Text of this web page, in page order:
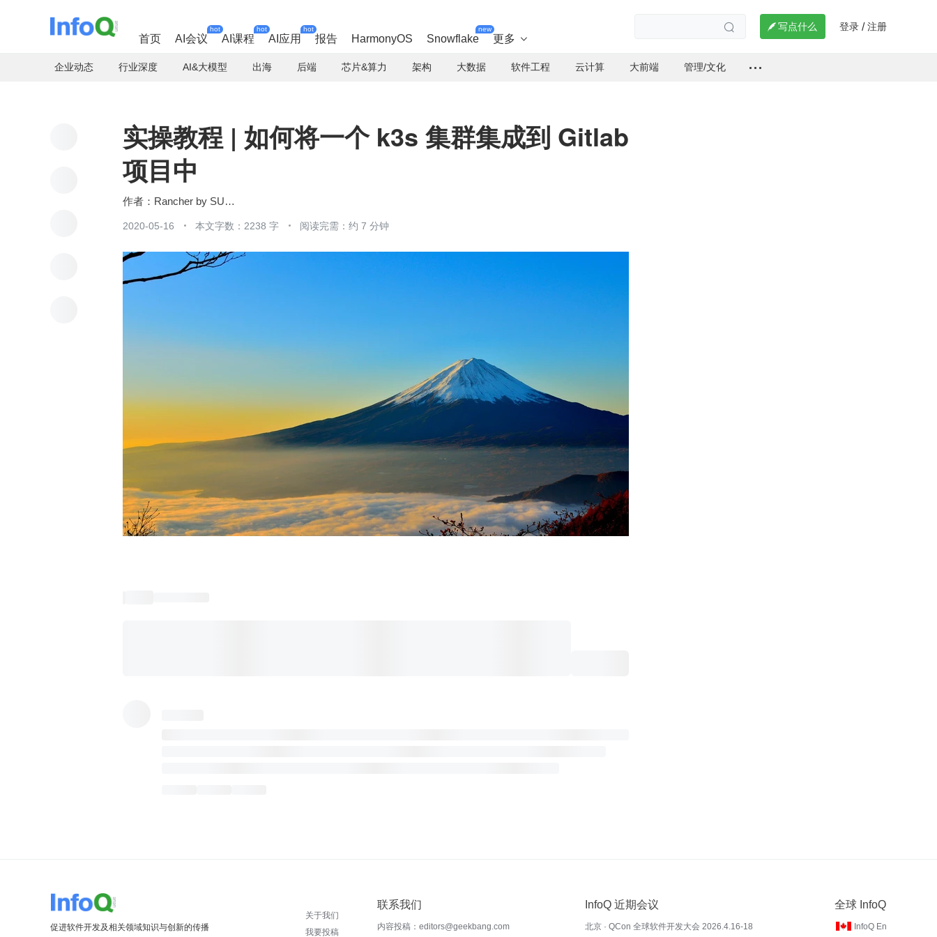
首页 AI会议
hot
AI课程
hot
AI应用
hot
报告 HarmonyOS Snowflake
new
更多 
  写点什么 登录 / 注册
企业动态 行业深度 AI&大模型 出海 后端 芯片&算力 架构 大数据 软件工程 云计算 大前端 管理/文化
实操教程 | 如何将一个 k3s 集群集成到 Gitlab
项目中
Rancher by SUSE
2020-05-16 本文字数：2238 字 阅读完需：约 7 分钟
促进软件开发及相关领域知识与创新的传播
关于我们
我要投稿
联系我们
内容投稿：editors@geekbang.com
InfoQ 近期会议
北京 · QCon 全球软件开发大会 2026.4.16-18
全球 InfoQ
InfoQ En